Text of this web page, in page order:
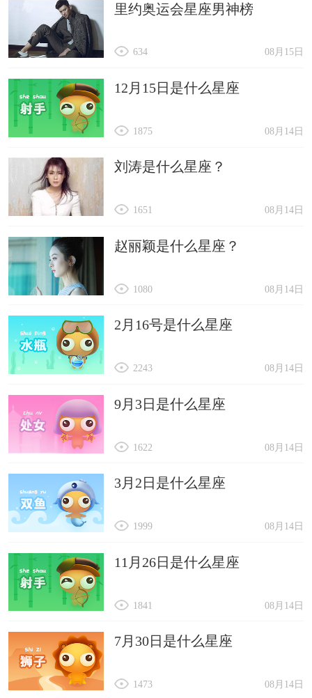
里约奥运会星座男神榜
08月15日
634
12月15日是什么星座
08月14日
1875
刘涛是什么星座？
08月14日
1651
赵丽颖是什么星座？
08月14日
1080
2月16号是什么星座
08月14日
2243
9月3日是什么星座
08月14日
1622
3月2日是什么星座
08月14日
1999
11月26日是什么星座
08月14日
1841
7月30日是什么星座
08月14日
1473